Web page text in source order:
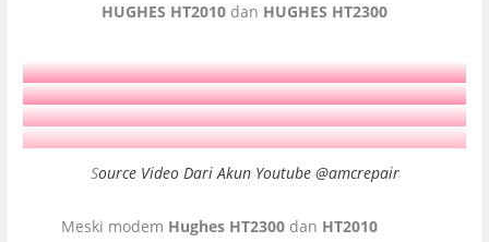
HUGHES HT2010 dan HUGHES HT2300
Source Video Dari Akun Youtube @amcrepair
Meski modem Hughes HT2300 dan HT2010